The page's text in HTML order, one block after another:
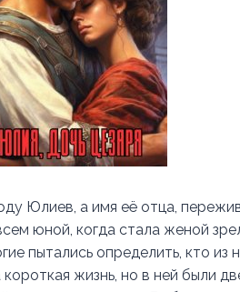
Юлиев, а имя её отца,
юной, когда стала женой
пытались определить, кто из
жизнь, но в ней были